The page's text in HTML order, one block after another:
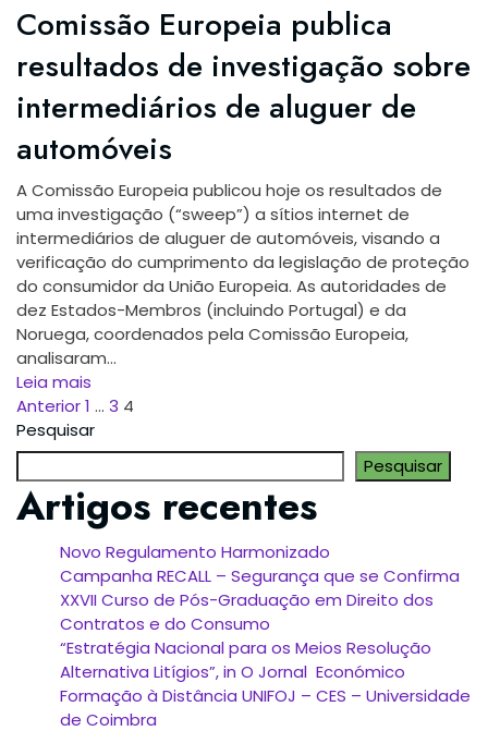
Comissão Europeia publica
resultados de investigação sobre
intermediários de aluguer de
automóveis
A Comissão Europeia publicou hoje os resultados de
uma investigação (“sweep”) a sítios internet de
intermediários de aluguer de automóveis, visando a
verificação do cumprimento da legislação de proteção
do consumidor da União Europeia. As autoridades de
dez Estados-Membros (incluindo Portugal) e da
Noruega, coordenados pela Comissão Europeia,
analisaram...
Leia mais
Paginação
dos
conteúdos
Anterior1 … 3 4
Pesquisar
Pesquisar
Artigos recentes
Novo Regulamento Harmonizado
Campanha RECALL – Segurança que se Confirma
XXVII Curso de Pós-Graduação em Direito dos
Contratos e do Consumo
“Estratégia Nacional para os Meios Resolução
Alternativa Litígios”, in O Jornal Económico
Formação à Distância UNIFOJ – CES – Universidade
de Coimbra